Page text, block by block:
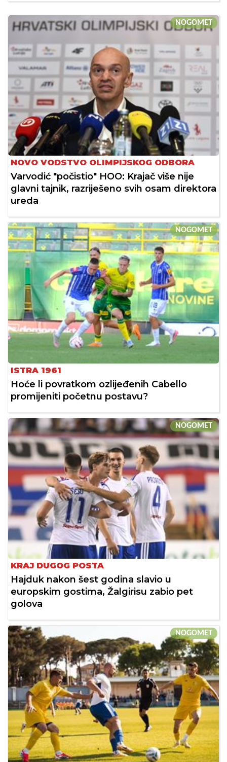
NOGOMET
NOVO VODSTVO OLIMPIJSKOG ODBORA
Varvodić "počistio" HOO: Krajač više nije
glavni tajnik, razriješeno svih osam direktora
ureda
NOGOMET
ISTRA 1961
Hoće li povratkom ozlijeđenih Cabello
promijeniti početnu postavu?
NOGOMET
KRAJ DUGOG POSTA
Hajduk nakon šest godina slavio u
europskim gostima, Žalgirisu zabio pet
golova
NOGOMET